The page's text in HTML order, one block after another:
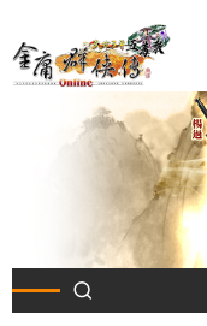
至